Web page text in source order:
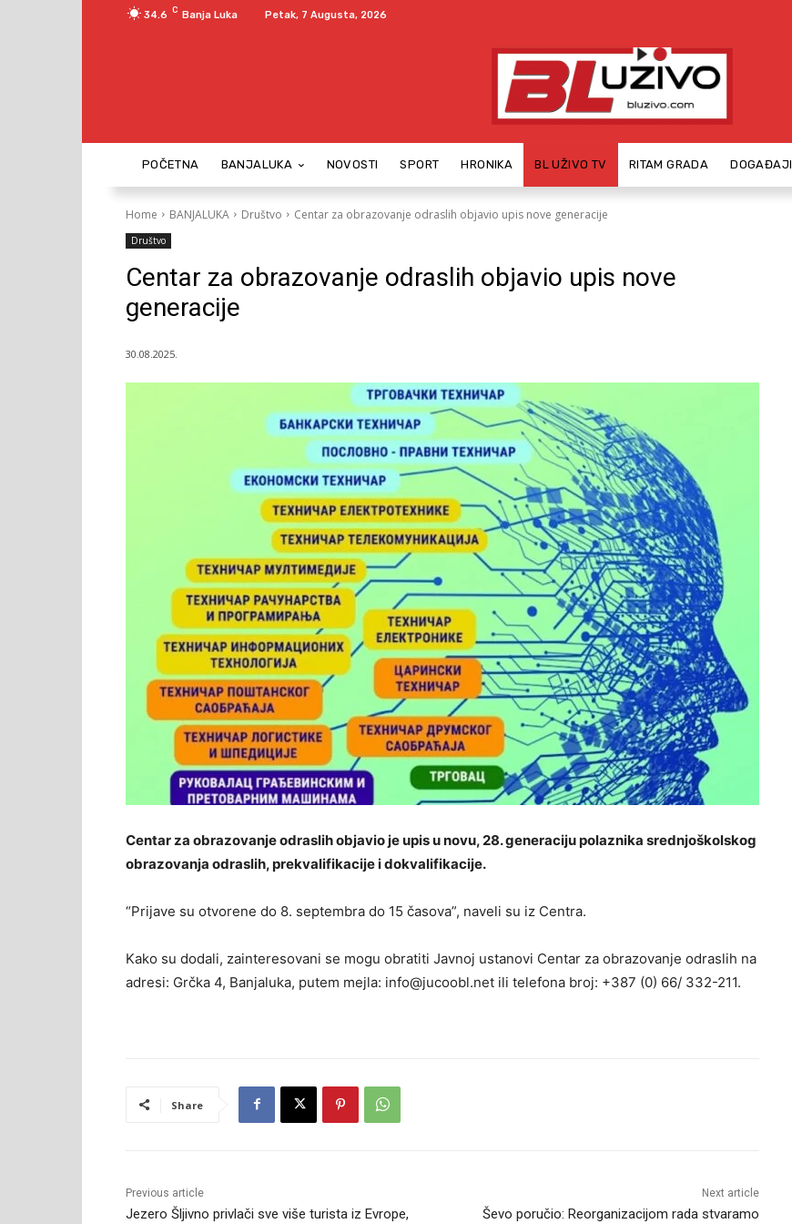
34.6 C Banja Luka Petak, 7 Augusta, 2026
POČETNA BANJALUKA NOVOSTI SPORT HRONIKA BL UŽIVO TV RITAM GRADA DOGAĐAJI
Home BANJALUKA Društvo Centar za obrazovanje odraslih objavio upis nove generacije
Društvo
Centar za obrazovanje odraslih objavio upis nove
generacije
30.08.2025.
Centar za obrazovanje odraslih objavio je upis u novu, 28. generaciju polaznika srednjoškolskog
obrazovanja odraslih, prekvalifikacije i dokvalifikacije.
“Prijave su otvorene do 8. septembra do 15 časova”, naveli su iz Centra.
Kako su dodali, zainteresovani se mogu obratiti Javnoj ustanovi Centar za obrazovanje odraslih na
adresi: Grčka 4, Banjaluka, putem mejla: info@jucoobl.net ili telefona broj: +387 (0) 66/ 332-211.
Share
Previous article
Jezero Šljivno privlači sve više turista iz Evrope,
Next article
Ševo poručio: Reorganizacijom rada stvaramo